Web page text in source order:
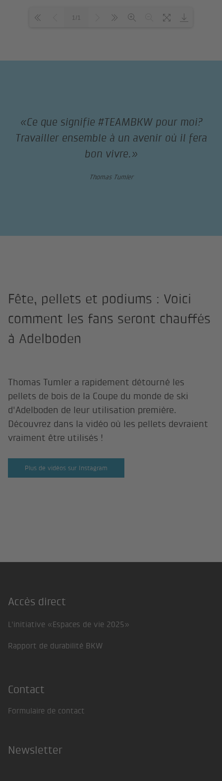
1/1
«Ce que signifie #TEAMBKW pour moi?
Travailler ensemble à un avenir où il fera
bon vivre.»
Thomas Tumler
Fête, pellets et podiums : Voici
comment les fans seront chauffés
à Adelboden
Thomas Tumler a rapidement détourné les
pellets de bois de la Coupe du monde de ski
d'Adelboden de leur utilisation première.
Découvrez dans la vidéo où les pellets devraient
vraiment être utilisés !
Plus de vidéos sur Instagram
Footer
Accès direct
L'initiative «Espaces de vie 2025»
Rapport de durabilité BKW
Contact
Formulaire de contact
Newsletter